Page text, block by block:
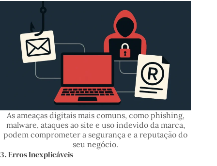
As ameaças digitais mais comuns, como phishing,
malware, ataques ao site e uso indevido da marca,
podem comprometer a segurança e a reputação do
seu negócio.
3. Erros Inexplicáveis